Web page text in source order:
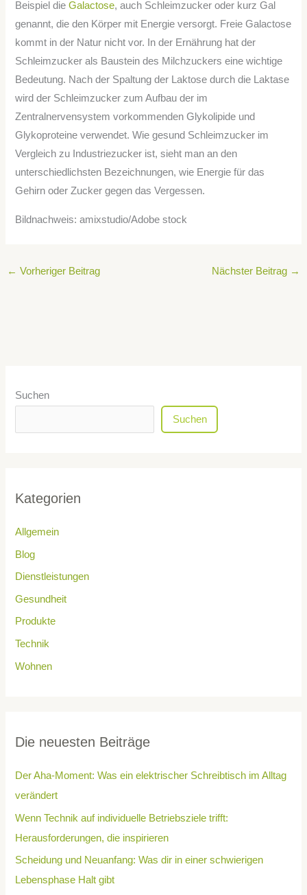
Beispiel dieGalactose, auch Schleimzucker oder kurz Gal
genannt, die den Körper mit Energie versorgt. Freie Galactose
kommt in der Natur nicht vor. In der Ernährung hat der
Schleimzucker als Baustein des Milchzuckers eine wichtige
Bedeutung. Nach der Spaltung der Laktose durch die Laktase
wird der Schleimzucker zum Aufbau der im
Zentralnervensystem vorkommenden Glykolipide und
Glykoproteine verwendet. Wie gesund Schleimzucker im
Vergleich zu Industriezucker ist, sieht man an den
unterschiedlichsten Bezeichnungen, wie Energie für das
Gehirn oder Zucker gegen das Vergessen.
Bildnachweis: amixstudio/Adobe stock
← Vorheriger Beitrag Nächster Beitrag →
Suchen
Suchen
Kategorien
Allgemein
Blog
Dienstleistungen
Gesundheit
Produkte
Technik
Wohnen
Die neuesten Beiträge
Der Aha-Moment: Was ein elektrischer Schreibtisch im Alltag
verändert
Wenn Technik auf individuelle Betriebsziele trifft:
Herausforderungen, die inspirieren
Scheidung und Neuanfang: Was dir in einer schwierigen
Lebensphase Halt gibt